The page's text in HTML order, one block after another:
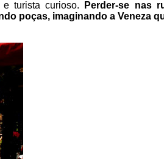
turista curioso.
Perder-se nas
poças, imaginando a Veneza